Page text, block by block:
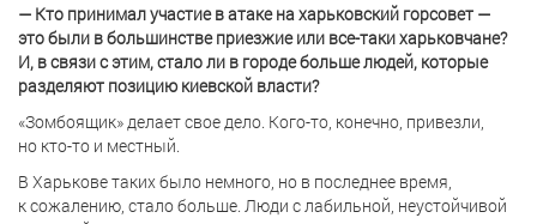
— Кто принимал участие в атаке на харьковский горсовет —
это были в большинстве приезжие или все-таки харьковчане?
И, в связи с этим, стало ли в городе больше людей, которые
разделяют позицию киевской власти?
«Зомбоящик» делает свое дело. Кого-то, конечно, привезли,
но кто-то и местный.
В Харькове таких было немного, но в последнее время,
к сожалению, стало больше. Люди с лабильной, неустойчивой